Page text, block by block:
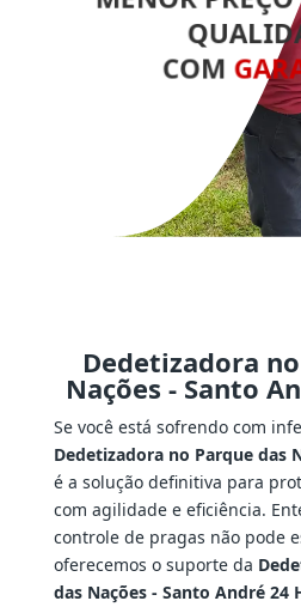
COM
Dedetizadora
Nações - Santo
Se você está sofrendo com
Dedetizadora no Parque das
é a solução definitiva para
com agilidade e eficiência.
controle de pragas não pode
oferecemos o suporte da
das Nações - Santo André 24